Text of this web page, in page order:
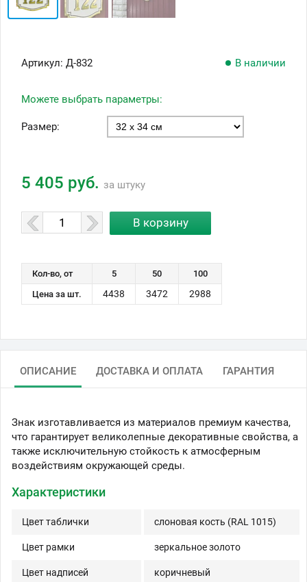
Артикул: Д-832 В наличии
Можете выбрать параметры:
Размер:
5 405 руб. за штуку
Кол-во, от 5 50
100
Цена за шт.
4438 3472 2988
ОПИСАНИЕ ДОСТАВКА И ОПЛАТА ГАРАНТИЯ
Знак изготавливается из материалов премиум качества,
что гарантирует великолепные декоративные свойства, а
также исключительную стойкость к атмосферным
воздействиям окружающей среды.
Характеристики
Цвет таблички слоновая кость (RAL 1015)
Цвет рамки зеркальное золото
Цвет надписей коричневый